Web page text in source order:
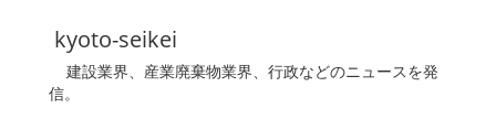
kyoto-seikei
建設業界、産業廃棄物業界、行政などのニュースを発
信。